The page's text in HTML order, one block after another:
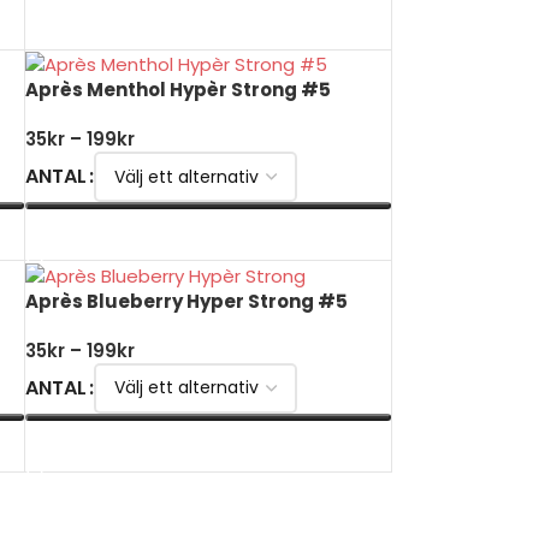
Après Menthol Hypèr Strong #5
35kr – 199kr
ANTAL
Après Blueberry Hyper Strong #5
35kr – 199kr
ANTAL